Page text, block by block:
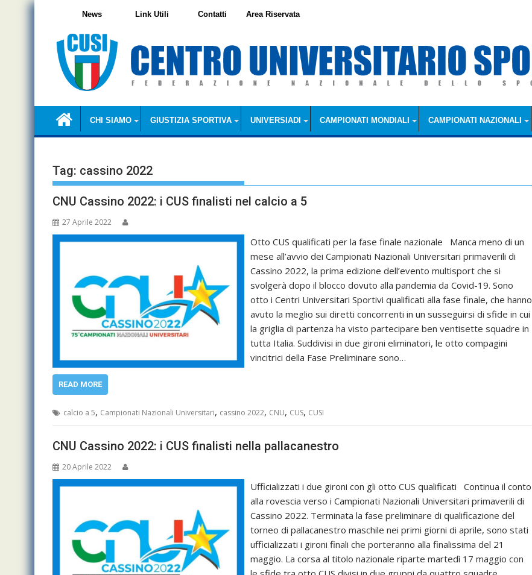
Skip
CHI SIAMO GIUSTIZIA SPORTIVA UNIVERSIADI CAMPIONATI MONDIALI CAMPIONATI NAZIONALI
News Link Utili Contatti Area Riservata
Tag: cassino 2022
CNU Cassino 2022: i CUS finalisti nel calcio a 5
27 Aprile 2022
Otto CUS qualificati per la fase finale nazionale Manca meno di un
mese all’avvio dei Campionati Nazionali Universitari primaverili di
Cassino 2022, la prima edizione dell’evento multisport che si
svolgerà dopo il blocco dovuto alla pandemia da Covid-19. Sono
otto i Centri Universitari Sportivi qualificati alla fase finale, che hanno
avuto la meglio sui diretti concorrenti in un susseguirsi di sfide in cui
la griglia di partenza ha visto partecipare ben ventisette squadre in
tutta Italia. Suddivisi in due gironi eliminatori, le otto compagini
vincitrici della Fase Preliminare sono…
READ MORE
calcio a 5, Campionati Nazionali Universitari, cassino 2022, CNU, CUS, CUSI
CNU Cassino 2022: i CUS finalisti nella pallacanestro
20 Aprile 2022
Ufficializzati i due gironi con gli otto CUS qualificati Continua il conto
alla rovescia verso i Campionati Nazionali Universitari primaverili di
Cassino 2022. Terminata la fase preliminare di qualificazione del
torneo di pallacanestro maschile nei primi giorni di aprile, sono stati
ufficializzati i gironi finali che porteranno alla finalissima del 21
maggio. La corsa al titolo nazionale riparte martedì 17 maggio con